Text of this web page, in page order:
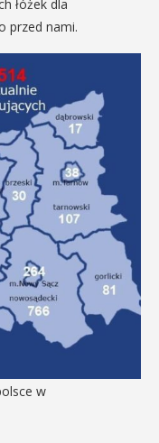
łóżek dla
przed nami.
w